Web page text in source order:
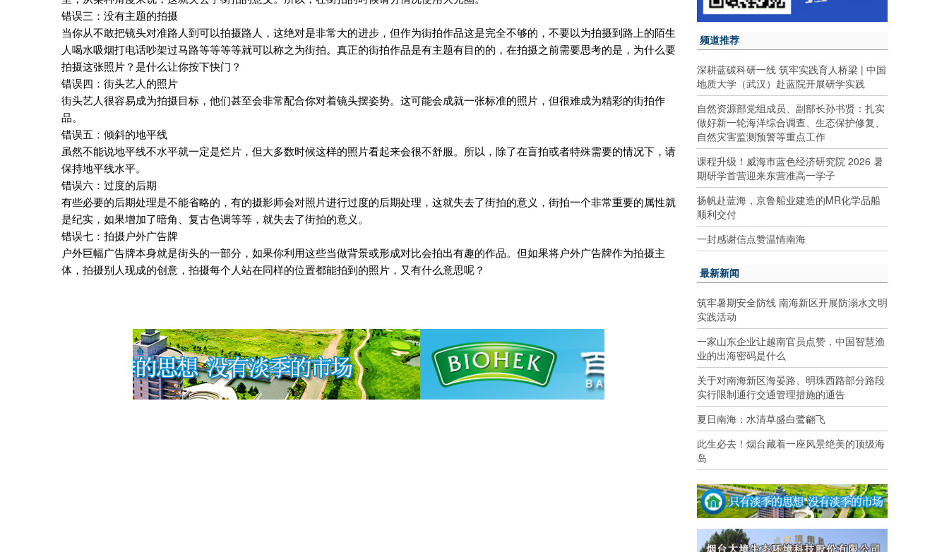
错误三：没有主题的拍摄
当你从不敢把镜头对准路人到可以拍摄路人，这绝对是非常大的进步，但作为街拍作品这是完全不够的，不要以为拍摄到路上的陌生
人喝水吸烟打电话吵架过马路等等等等就可以称之为街拍。真正的街拍作品是有主题有目的的，在拍摄之前需要思考的是，为什么要
拍摄这张照片？是什么让你按下快门？
错误四：街头艺人的照片
街头艺人很容易成为拍摄目标，他们甚至会非常配合你对着镜头摆姿势。这可能会成就一张标准的照片，但很难成为精彩的街拍作
品。
错误五：倾斜的地平线
虽然不能说地平线不水平就一定是烂片，但大多数时候这样的照片看起来会很不舒服。所以，除了在盲拍或者特殊需要的情况下，请
保持地平线水平。
错误六：过度的后期
有些必要的后期处理是不能省略的，有的摄影师会对照片进行过度的后期处理，这就失去了街拍的意义，街拍一个非常重要的属性就
是纪实，如果增加了暗角、复古色调等等，就失去了街拍的意义。
错误七：拍摄户外广告牌
户外巨幅广告牌本身就是街头的一部分，如果你利用这些当做背景或形成对比会拍出有趣的作品。但如果将户外广告牌作为拍摄主
体，拍摄别人现成的创意，拍摄每个人站在同样的位置都能拍到的照片，又有什么意思呢？
频道推荐
深耕蓝碳科研一线 筑牢实践育人桥梁 | 中国
地质大学（武汉）赴蓝院开展研学实践
自然资源部党组成员、副部长孙书贤：扎实
做好新一轮海洋综合调查、生态保护修复、
自然灾害监测预警等重点工作
课程升级！威海市蓝色经济研究院 2026 暑
期研学首营迎来东营准高一学子
扬帆赴蓝海，京鲁船业建造的MR化学品船
顺利交付
一封感谢信点赞温情南海
最新新闻
筑牢暑期安全防线 南海新区开展防溺水文明
实践活动
一家山东企业让越南官员点赞，中国智慧渔
业的出海密码是什么
关于对南海新区海晏路、明珠西路部分路段
实行限制通行交通管理措施的通告
夏日南海：水清草盛白鹭翩飞
此生必去！烟台藏着一座风景绝美的顶级海
岛